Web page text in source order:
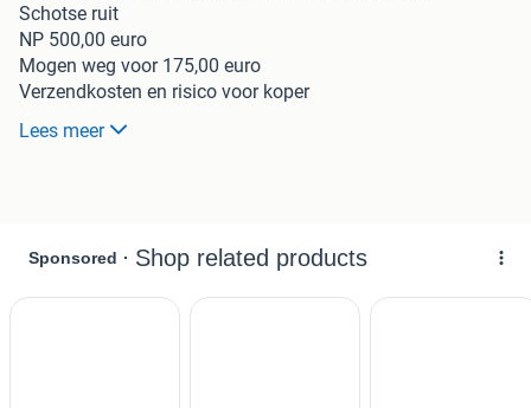
Schotse ruit
NP 500,00 euro
Mogen weg voor 175,00 euro
Verzendkosten en risico voor koper
Zie ook mijn andere prachtige schoenen
Lees meer